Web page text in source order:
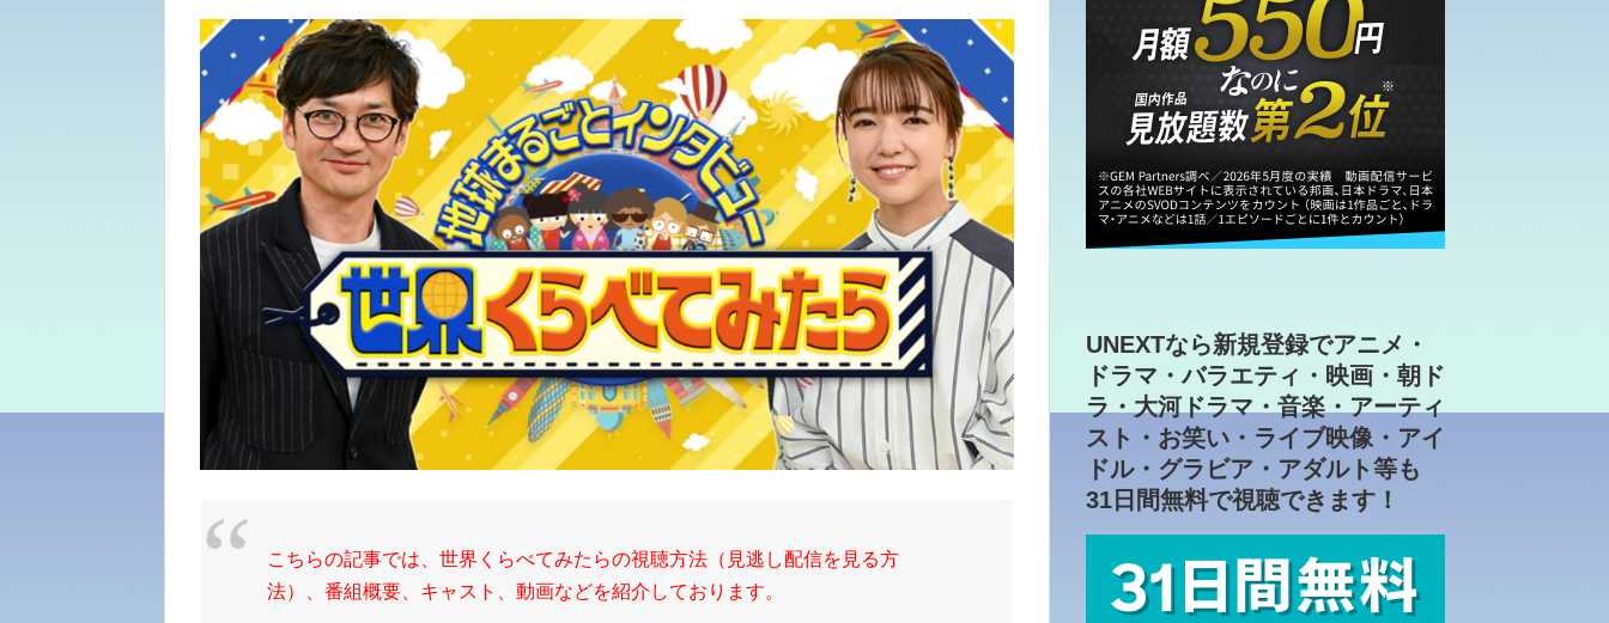
こちらの記事では、世界くらべてみたらの視聴方法（見逃し配信を見る方
法）、番組概要、キャスト、動画などを紹介しております。
UNEXTなら新規登録でアニメ・
ドラマ・バラエティ・映画・朝ド
ラ・大河ドラマ・音楽・アーティ
スト・お笑い・ライブ映像・アイ
ドル・グラビア・アダルト等も
31日間無料で視聴できます！